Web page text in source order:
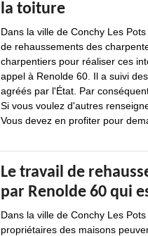
la toiture
Dans la ville de Conchy Les
de rehaussements des
charpentiers pour réaliser ces
appel à Renolde 60. Il a suivi
agréés par l'État. Par
Si vous voulez d'autres
Vous devez en profiter pour
Le travail de
par Renolde 60 qui
Dans la ville de Conchy Les
propriétaires des maisons